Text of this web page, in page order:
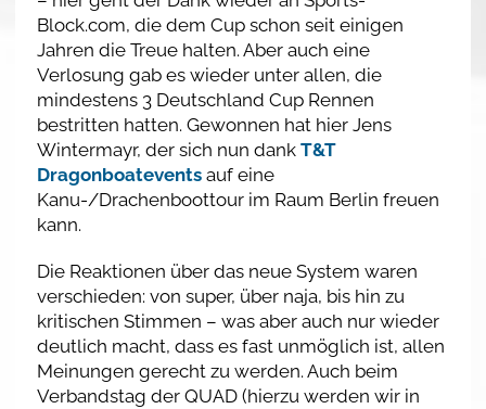
Block.com, die dem Cup schon seit einigen
Jahren die Treue halten. Aber auch eine
Verlosung gab es wieder unter allen, die
mindestens 3 Deutschland Cup Rennen
bestritten hatten. Gewonnen hat hier Jens
Wintermayr, der sich nun dank T&T
Dragonboateventsauf eine
Kanu-/Drachenboottour im Raum Berlin freuen
kann.
Die Reaktionen über das neue System waren
verschieden: von super, über naja, bis hin zu
kritischen Stimmen – was aber auch nur wieder
deutlich macht, dass es fast unmöglich ist, allen
Meinungen gerecht zu werden. Auch beim
Verbandstag der QUAD (hierzu werden wir in